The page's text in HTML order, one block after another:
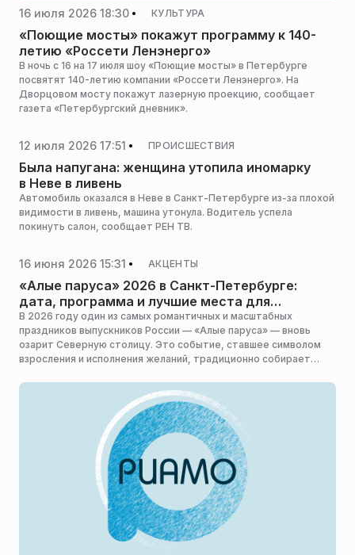
16 июля 2026 18:30 КУЛЬТУРА
«Поющие мосты» покажут программу к 140-
летию «Россети Ленэнерго»
В ночь с 16 на 17 июля шоу «Поющие мосты» в Петербурге
посвятят 140-летию компании «Россети Ленэнерго». На
Дворцовом мосту покажут лазерную проекцию, сообщает
газета «Петербургский дневник».
12 июля 2026 17:51 ПРОИСШЕСТВИЯ
Была напугана: женщина утопила иномарку
в Неве в ливень
Автомобиль оказался в Неве в Санкт-Петербурге из-за плохой
видимости в ливень, машина утонула. Водитель успела
покинуть салон, сообщает РЕН ТВ.
16 июня 2026 15:31 АКЦЕНТЫ
«Алые паруса» 2026 в Санкт-Петербурге:
дата, программа и лучшие места для
просмотра шоу
В 2026 году один из самых романтичных и масштабных
праздников выпускников России — «Алые паруса» — вновь
озарит Северную столицу. Это событие, ставшее символом
взросления и исполнения желаний, традиционно собирает